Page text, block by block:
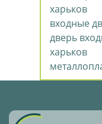
харьков
входные
дверь
харьков